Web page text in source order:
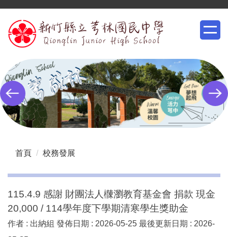
到
主
內
容
區
首頁 校務發展
115.4.9 感謝 財團法人樄瀏教育基金會 捐款 現金
20,000 / 114學年度下學期清寒學生獎助金
作者 : 出納組 發佈日期 : 2026-05-25 最後更新日期 : 2026-